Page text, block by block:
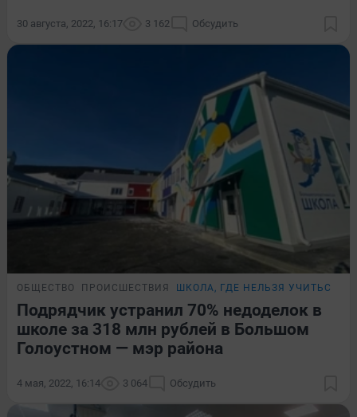
30 августа, 2022, 16:17 3 162 Обсудить
ОБЩЕСТВО ПРОИСШЕСТВИЯ ШКОЛА, ГДЕ НЕЛЬЗЯ УЧИТЬСЯ
Подрядчик устранил 70% недоделок в
школе за 318 млн рублей в Большом
Голоустном — мэр района
4 мая, 2022, 16:14 3 064 Обсудить